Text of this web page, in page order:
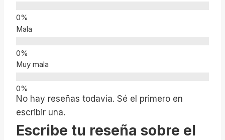
Mala
Muy mala
No hay reseñas todavía. Sé el primero en
escribir una.
Escribe tu reseña sobre el